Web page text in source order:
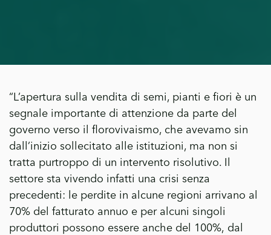
“L’apertura sulla vendita di semi, pianti e fiori è un
segnale importante di attenzione da parte del
governo verso il florovivaismo, che avevamo sin
dall’inizio sollecitato alle istituzioni, ma non si
tratta purtroppo di un intervento risolutivo. Il
settore sta vivendo infatti una crisi senza
precedenti: le perdite in alcune regioni arrivano al
70% del fatturato annuo e per alcuni singoli
produttori possono essere anche del 100%, dal